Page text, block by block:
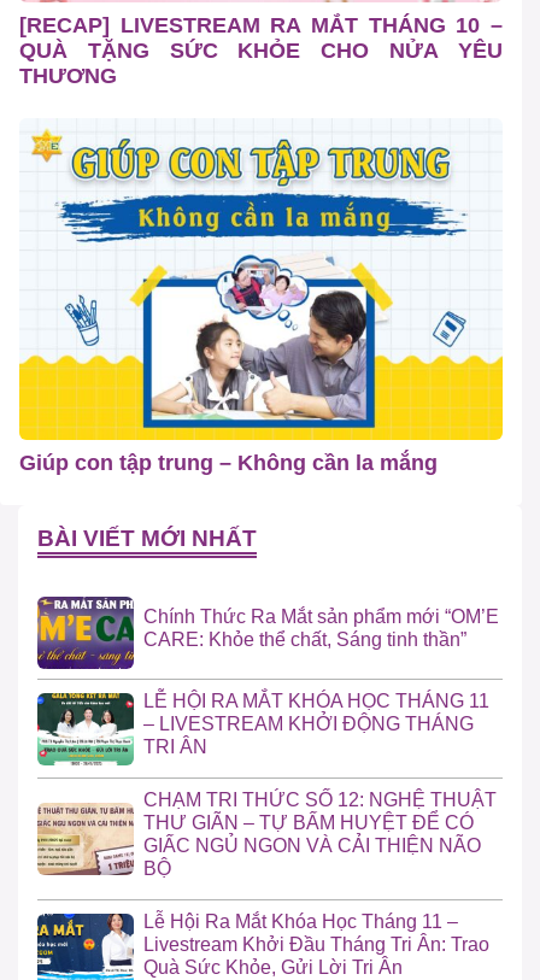
[RECAP] LIVESTREAM RA MẮT THÁNG 10 –
QUÀ TẶNG SỨC KHỎE CHO NỬA YÊU
THƯƠNG
Giúp con tập trung – Không cần la mắng
BÀI VIẾT MỚI NHẤT
Chính Thức Ra Mắt sản phẩm mới “OM’E
CARE: Khỏe thể chất, Sáng tinh thần”
LỄ HỘI RA MẮT KHÓA HỌC THÁNG 11
– LIVESTREAM KHỞI ĐỘNG THÁNG
TRI ÂN
CHẠM TRI THỨC SỐ 12: NGHỆ THUẬT
THƯ GIÃN – TỰ BẤM HUYỆT ĐỂ CÓ
GIẤC NGỦ NGON VÀ CẢI THIỆN NÃO
BỘ
Lễ Hội Ra Mắt Khóa Học Tháng 11 –
Livestream Khởi Đầu Tháng Tri Ân: Trao
Quà Sức Khỏe, Gửi Lời Tri Ân